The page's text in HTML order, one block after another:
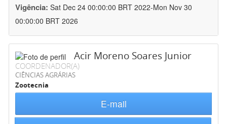
Vigência: Sat Dec 24 00:00:00 BRT 2022-Mon Nov 30
00:00:00 BRT 2026
Acir Moreno Soares Junior
COORDENADOR(A)
CIÊNCIAS AGRÁRIAS
Zootecnia
E-mail